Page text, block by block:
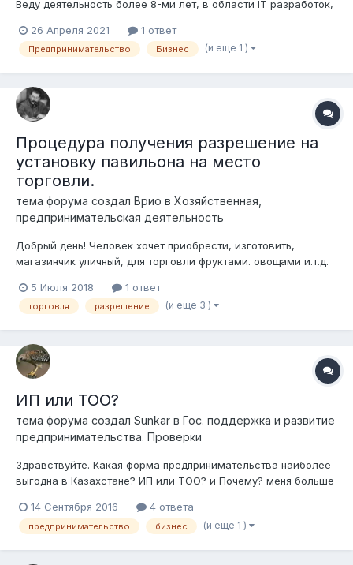
Веду деятельность более 8-ми лет, в области IT разработок,
Казалось бы, весьма перспективное направление, более
того приоритетный сектор экономики для Казахстана. Есть и
26 Апреля 2021 1 ответ
Предпринимательство Бизнес (и еще 1 )
Процедура получения разрешение на
установку павильона на место
торговли.
тема форума создал Врио в Хозяйственная,
предпринимательская деятельность
Добрый день! Человек хочет приобрести, изготовить,
магазинчик уличный, для торговли фруктами. овощами и.т.д.
топосъемку, ему говорят через время что это место не
просто получить, не понятно почему, хотя ранее проблем не
5 Июля 2018 1 ответ
торговля разрешение (и еще 3 )
ИП или ТОО?
тема форума создал Sunkar в Гос. поддержка и развитие
предпринимательства. Проверки
Здравствуйте. Какая форма предпринимательства наиболее
выгодна в Казахстане? ИП или ТОО? и Почему? меня больше
практике.
14 Сентября 2016 4 ответа
предпринимательство бизнес (и еще 1 )